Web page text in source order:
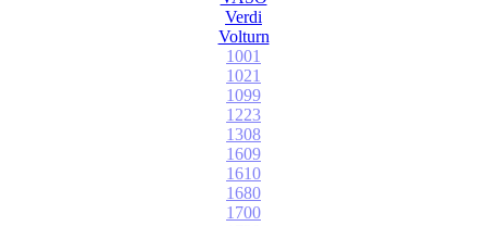
Verdi
Volturn
1001
1021
1099
1223
1308
1609
1610
1680
1700